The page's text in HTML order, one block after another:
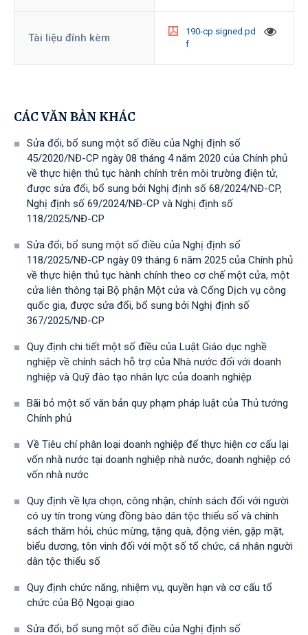
Tài liệu đính kèm
190-cp.signed.pd
f
CÁC VĂN BẢN KHÁC
Sửa đổi, bổ sung một số điều của Nghị định số
45/2020/NĐ-CP ngày 08 tháng 4 năm 2020 của Chính phủ
về thực hiện thủ tục hành chính trên môi trường điện tử,
được sửa đổi, bổ sung bởi Nghị định số 68/2024/NĐ-CP,
Nghị định số 69/2024/NĐ-CP và Nghị định số
118/2025/NĐ-СР
Sửa đổi, bổ sung một số điều của Nghị định số
118/2025/NĐ-CP ngày 09 tháng 6 năm 2025 của Chính phủ
về thực hiện thủ tục hành chính theo cơ chế một cửa, một
cửa liên thông tại Bộ phận Một cửa và Cổng Dịch vụ công
quốc gia, được sửa đổi, bổ sung bởi Nghị định số
367/2025/NĐ-СР
Quy định chi tiết một số điều của Luật Giáo dục nghề
nghiệp về chính sách hỗ trợ của Nhà nước đối với doanh
nghiệp và Quỹ đào tạo nhân lực của doanh nghiệp
Bãi bỏ một số văn bản quy phạm pháp luật của Thủ tướng
Chính phủ
Về Tiêu chí phân loại doanh nghiệp để thực hiện cơ cấu lại
vốn nhà nước tại doanh nghiệp nhà nước, doanh nghiệp có
vốn nhà nước
Quy định về lựa chọn, công nhận, chính sách đối với người
có uy tín trong vùng đồng bào dân tộc thiểu số và chính
sách thăm hỏi, chúc mừng, tặng quà, động viên, gặp mặt,
biểu dương, tôn vinh đối với một số tổ chức, cá nhân người
dân tộc thiểu số
Quy định chức năng, nhiệm vụ, quyền hạn và cơ cấu tổ
chức của Bộ Ngoại giao
Sửa đổi, bổ sung một số điều của Nghị định số